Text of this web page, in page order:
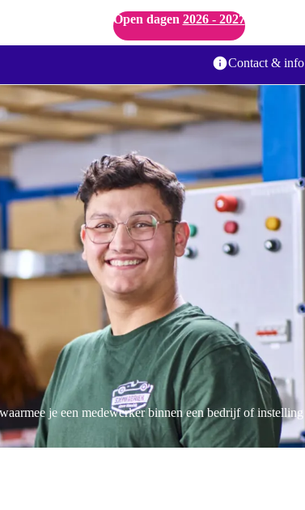
Open dagen 2026 - 2027
Contact & info
je een medewerker binnen een bedrijf of instelling